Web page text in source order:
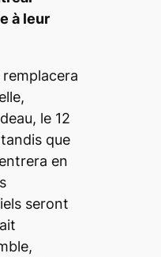
à leur
le 12
que
en
seront